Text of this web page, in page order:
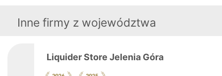
Inne firmy z województwa
Liquider Store Jelenia Góra